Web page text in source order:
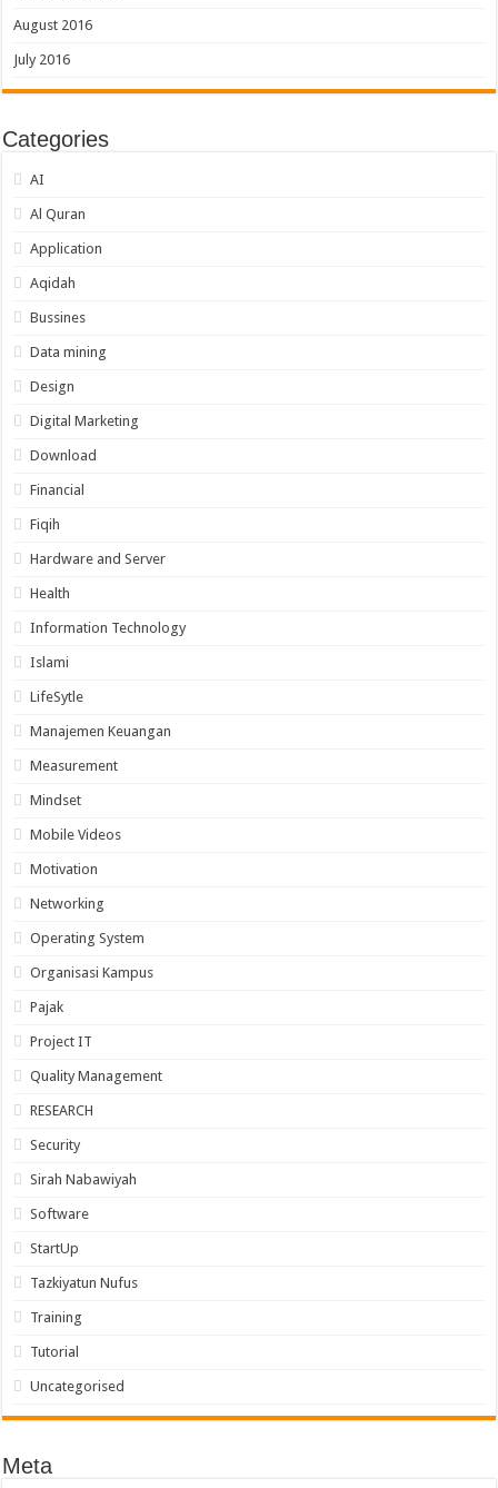
August 2016
July 2016
Categories
AI
Al Quran
Application
Aqidah
Bussines
Data mining
Design
Digital Marketing
Download
Financial
Fiqih
Hardware and Server
Health
Information Technology
Islami
LifeSytle
Manajemen Keuangan
Measurement
Mindset
Mobile Videos
Motivation
Networking
Operating System
Organisasi Kampus
Pajak
Project IT
Quality Management
RESEARCH
Security
Sirah Nabawiyah
Software
StartUp
Tazkiyatun Nufus
Training
Tutorial
Uncategorised
Meta